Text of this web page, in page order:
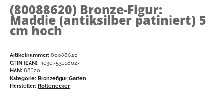
(80088620) Bronze-Figur:
Maddie (antiksilber patiniert) 5
cm hoch
Artikelnummer: 80088620
GTIN (EAN): 4030753018027
HAN: 88620
Kategorie: Bronzefigur Garten
Hersteller: Rottenecker